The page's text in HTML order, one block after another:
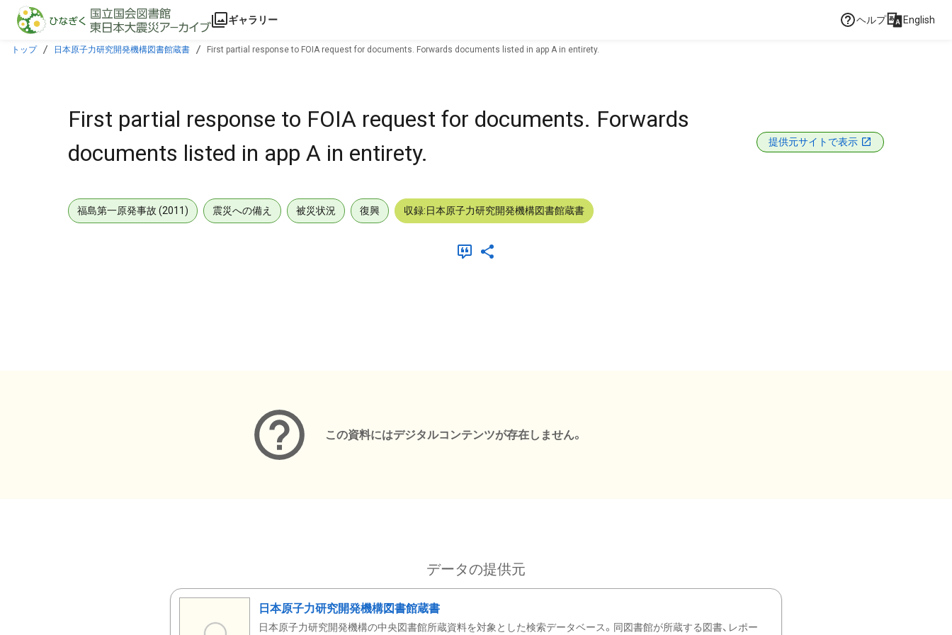
本文に飛ぶ
ギャラリー ヘルプ English
トップ 日本原子力研究開発機構図書館蔵書 First partial response to FOIA request for documents. Forwards documents listed in app A in entirety.
First partial response to FOIA request for documents. Forwards
documents listed in app A in entirety.
提供元サイトで表示
福島第一原発事故 (2011) 震災への備え 被災状況 復興 収録:日本原子力研究開発機構図書館蔵書
この資料にはデジタルコンテンツが存在しません。
データの提供元
日本原子力研究開発機構図書館蔵書
日本原子力研究開発機構の中央図書館所蔵資料を対象とした検索データベース。同図書館が所蔵する図書、レポー